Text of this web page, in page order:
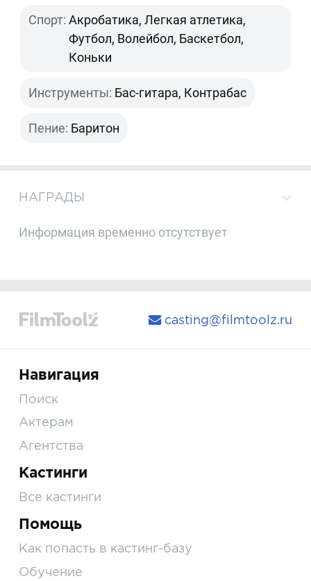
Спорт: Акробатика, Легкая атлетика,
Футбол, Волейбол, Баскетбол,
Коньки
Инструменты: Бас-гитара, Контрабас
Пение: Баритон
НАГРАДЫ
Информация временно отсутствует
casting@filmtoolz.ru
Навигация
Поиск
Актерам
Агентства
Кастинги
Все кастинги
Помощь
Как попасть в кастинг-базу
Обучение